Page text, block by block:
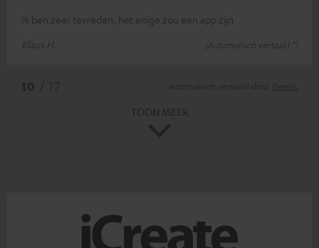
Ik ben zeer tevreden, het enige zou een app zijn
Klaus H.
(Automatisch vertaald *)